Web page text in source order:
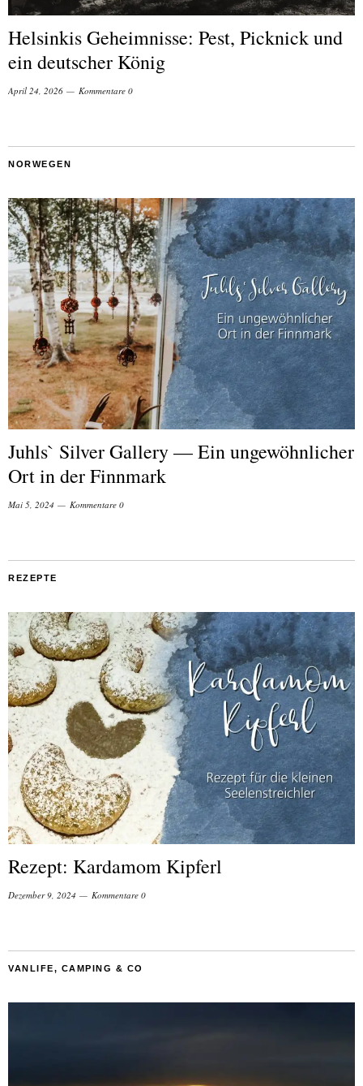
Helsinkis Geheimnisse: Pest, Picknick und
ein deutscher König
April 24, 2026 Kommentare 0
NORWEGEN
Juhls` Silver Gallery — Ein ungewöhnlicher
Ort in der Finnmark
Mai 5, 2024 Kommentare 0
REZEPTE
Rezept: Kardamom Kipferl
Dezember 9, 2024 Kommentare 0
VANLIFE, CAMPING & CO